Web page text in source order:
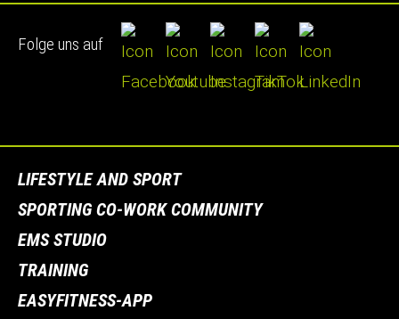
Folge uns auf
LIFESTYLE AND SPORT
SPORTING CO-WORK COMMUNITY
EMS STUDIO
TRAINING
EASYFITNESS-APP